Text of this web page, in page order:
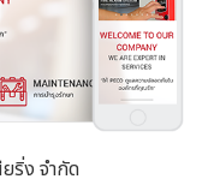
ริ่ง จำกัด